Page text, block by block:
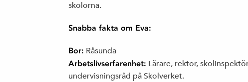
skolorna.
Snabba fakta om Eva:
Bor: Råsunda
Arbetslivserfarenhet: Lärare, rektor,
undervisningsråd på Skolverket.